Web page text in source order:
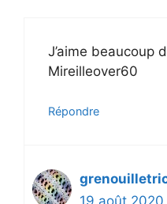
J’aime beaucoup
Mireilleover60
Répondre